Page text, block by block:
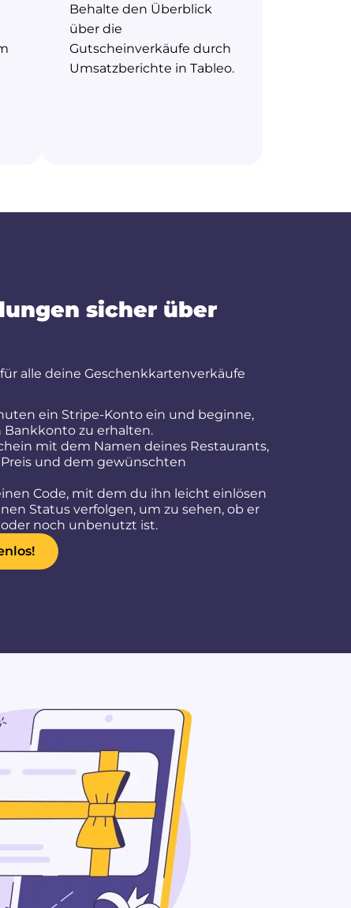
Behalte den Überblick
über die
Gutscheinverkäufe durch
Umsatzberichte in Tableo.
sicher über
alle deine Geschenkkartenverkäufe
ein Stripe-Konto ein und beginne,
zu erhalten.
mit dem Namen deines Restaurants,
und dem gewünschten
Code, mit dem du ihn leicht einlösen
Status verfolgen, um zu sehen, ob er
noch unbenutzt ist.